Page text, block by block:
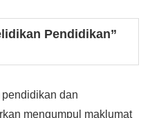
Pendidikan”
dan
mengumpul maklumat